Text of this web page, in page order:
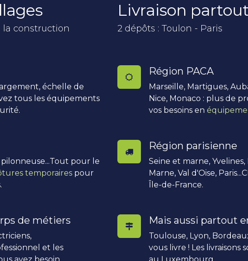
la construction
échelle de
tous les équipements
pour le
temporaires pour
de métiers
et les
Livraison
2 dépôts : Toulon - Paris
Région PACA
Marseille, Martigues,
Nice, Monaco : plus de
vos besoins en
Région parisienne
Seine et marne,
Marne, Val d'Oise,
Île-de-France.
Mais aussi partout
Toulouse, Lyon,
vous livre ! Les livraisons